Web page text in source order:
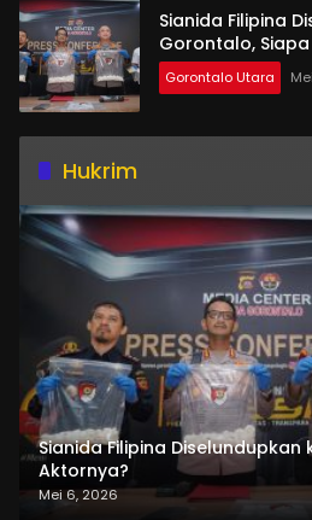
Sianida Filipina
Gorontalo,
Gorontalo Utara
Hukrim
Sianida Filipina
Aktornya?
Mei 6, 2026